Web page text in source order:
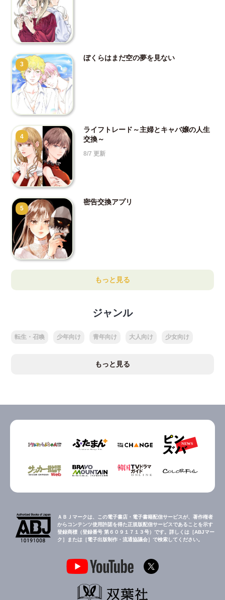
3
ぼくらはまだ空の夢を見ない
4
ライフトレード～主婦とキャバ嬢の人生
交換～
8/7 更新
5
密告交換アプリ
もっと見る
ジャンル
転生・召喚 少年向け 青年向け 大人向け 少女向け
もっと見る
ＡＢＪマークは、この電子書店・電子書籍配信サービスが、著作権者
からコンテンツ使用許諾を得た正規版配信サービスであることを示す
登録商標（登録番号 第６０９１７１３号）です。詳しくは［ABJマー
ク］または［電子出版制作・流通協議会］で検索してください。